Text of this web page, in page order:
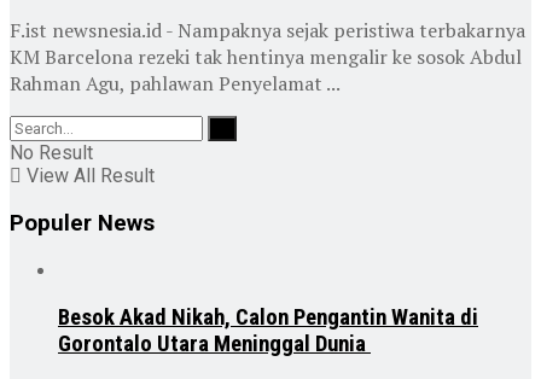
F.ist newsnesia.id - Nampaknya sejak peristiwa terbakarnya
KM Barcelona rezeki tak hentinya mengalir ke sosok Abdul
Rahman Agu, pahlawan Penyelamat ...
No Result
View All Result
Populer News
Besok Akad Nikah, Calon Pengantin Wanita di
Gorontalo Utara Meninggal Dunia